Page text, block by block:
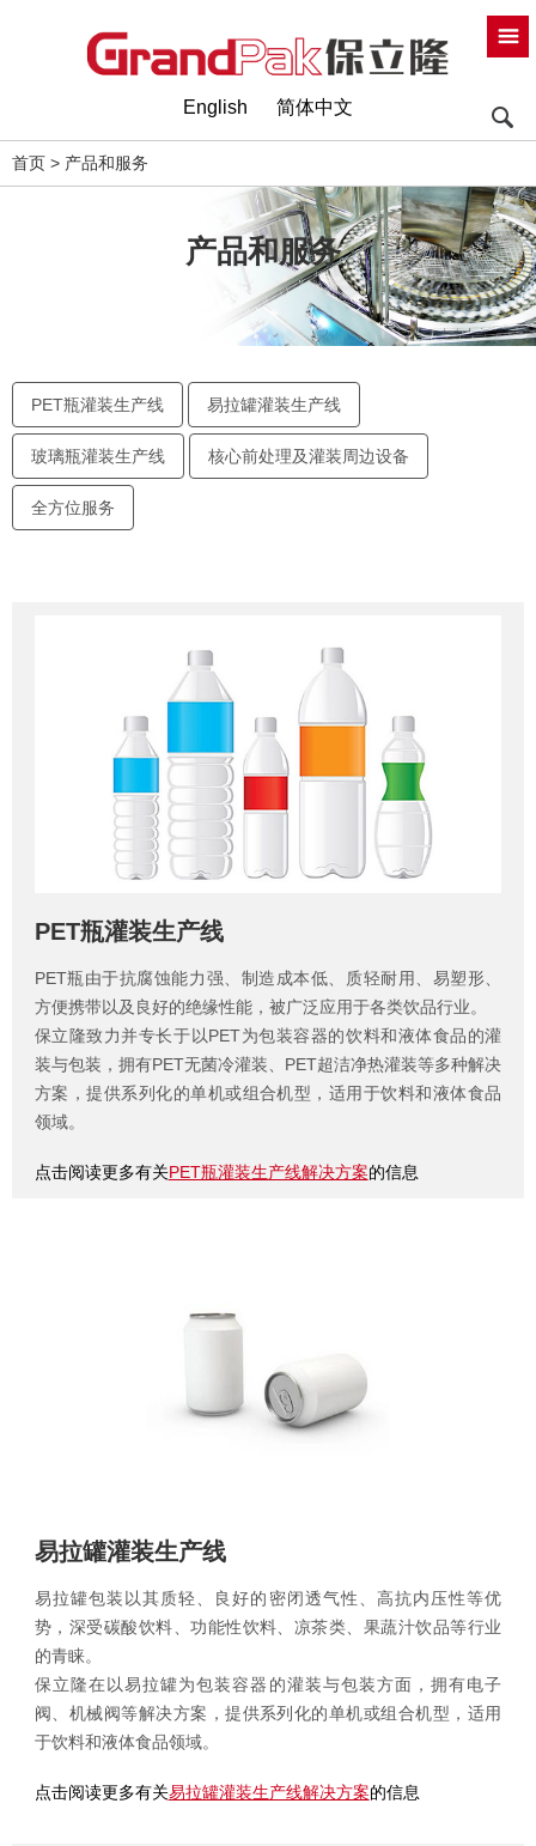
English 简体中文
首页 > 产品和服务
产品和服务
PET瓶灌装生产线 易拉罐灌装生产线
玻璃瓶灌装生产线 核心前处理及灌装周边设备
全方位服务
PET瓶灌装生产线
PET瓶由于抗腐蚀能力强、制造成本低、质轻耐用、易塑形、
方便携带以及良好的绝缘性能，被广泛应用于各类饮品行业。
保立隆致力并专长于以PET为包装容器的饮料和液体食品的灌
装与包装，拥有PET无菌冷灌装、PET超洁净热灌装等多种解决
方案，提供系列化的单机或组合机型，适用于饮料和液体食品
领域。
点击阅读更多有关PET瓶灌装生产线解决方案的信息
易拉罐灌装生产线
易拉罐包装以其质轻、良好的密闭透气性、高抗内压性等优
势，深受碳酸饮料、功能性饮料、凉茶类、果蔬汁饮品等行业
的青睐。
保立隆在以易拉罐为包装容器的灌装与包装方面，拥有电子
阀、机械阀等解决方案，提供系列化的单机或组合机型，适用
于饮料和液体食品领域。
点击阅读更多有关易拉罐灌装生产线解决方案的信息